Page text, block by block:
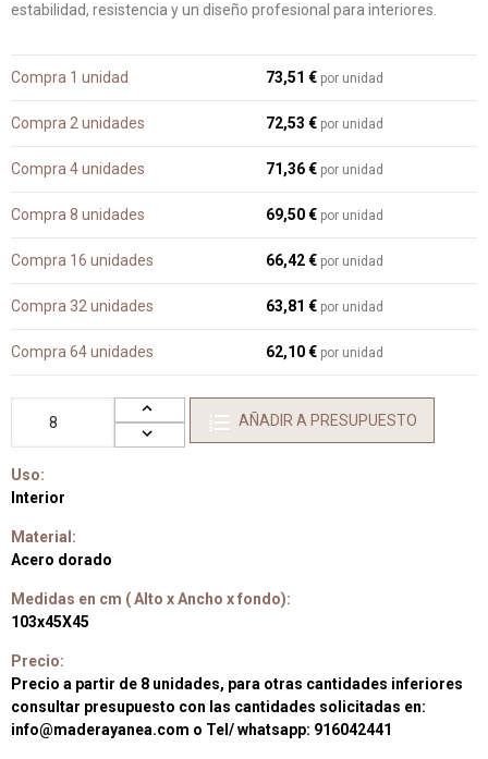
estabilidad, resistencia y un diseño profesional para interiores.
Compra 1 unidad 73,51 € por unidad
Compra 2 unidades 72,53 € por unidad
Compra 4 unidades 71,36 € por unidad
Compra 8 unidades 69,50 € por unidad
Compra 16 unidades 66,42 € por unidad
Compra 32 unidades 63,81 € por unidad
Compra 64 unidades 62,10 € por unidad
AÑADIR A PRESUPUESTO
Uso:
Interior
Material:
Acero dorado
Medidas en cm ( Alto x Ancho x fondo):
103x45X45
Precio:
Precio a partir de 8 unidades, para otras cantidades inferiores
consultar presupuesto con las cantidades solicitadas en:
info@maderayanea.com o Tel/ whatsapp: 916042441